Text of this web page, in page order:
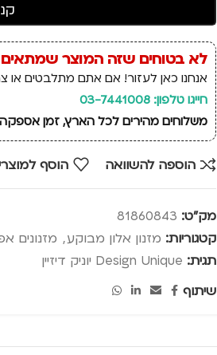
לא בטוחים שזה המוצר
אנחנו כאן לעזור! אם אתם מתלבטים או
חייגו טלפון: 03-7441008
משלוחים מהירים לכל הארץ, זמן אספקה: 14 ימים, תקופת אחריות: 12
הוספה להשוואה הוסף
מק"ט: 81860843
קטגוריות: מזנון אלון מבוקע, מזנונים
תגית: Design Unique יוניק דיזיין
שיתוף